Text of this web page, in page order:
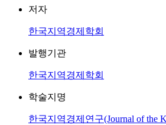
저자
한국지역경제학회
발행기관
한국지역경제학회
학술지명
한국지역경제연구(Journal of the